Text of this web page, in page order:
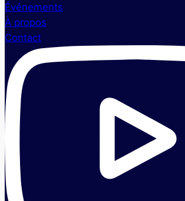
Événements
À propos
Contact